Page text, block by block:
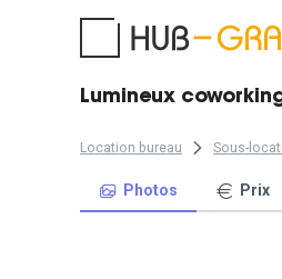
Lumineux
Location bureau Sous-
Photos Prix